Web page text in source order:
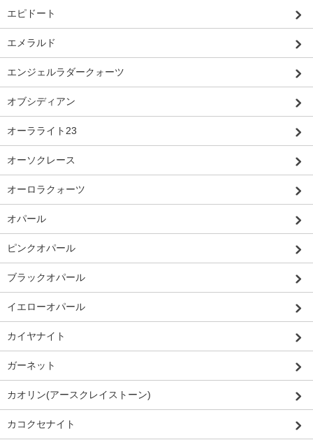
エピドート
エメラルド
エンジェルラダークォーツ
オブシディアン
オーラライト23
オーソクレース
オーロラクォーツ
オパール
ピンクオパール
ブラックオパール
イエローオパール
カイヤナイト
ガーネット
カオリン(アースクレイストーン)
カコクセナイト